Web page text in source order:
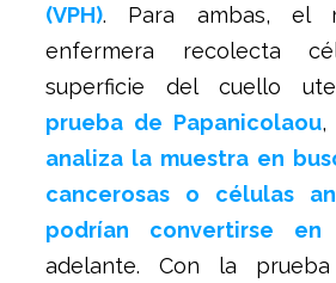
(VPH). Para ambas, el
enfermera recolecta
superficie del cuello
prueba de Papanicolaou,
analiza la muestra en
cancerosas o células
podrían convertirse en
adelante. Con la